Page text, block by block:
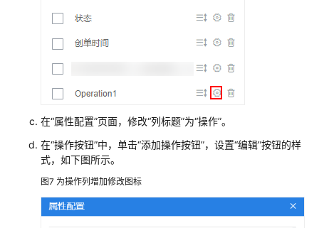
标
页
创
一
个
标
准
面
在“属性配置”页面，修改“列标题”为“操作”。
在“操作按钮”中，单击“添加操作按钮”，设置“编辑”按钮的样
式，如下图所示。
图7 为操作列增加修改图标